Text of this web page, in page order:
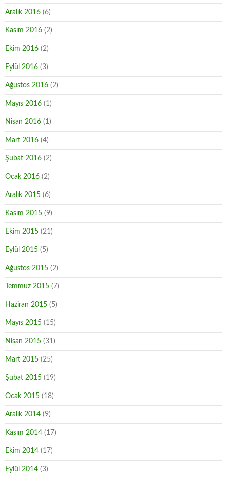
Aralık 2016 (6)
Kasım 2016 (2)
Ekim 2016 (2)
Eylül 2016 (3)
Ağustos 2016 (2)
Mayıs 2016 (1)
Nisan 2016 (1)
Mart 2016 (4)
Şubat 2016 (2)
Ocak 2016 (2)
Aralık 2015 (6)
Kasım 2015 (9)
Ekim 2015 (21)
Eylül 2015 (5)
Ağustos 2015 (2)
Temmuz 2015 (7)
Haziran 2015 (5)
Mayıs 2015 (15)
Nisan 2015 (31)
Mart 2015 (25)
Şubat 2015 (19)
Ocak 2015 (18)
Aralık 2014 (9)
Kasım 2014 (17)
Ekim 2014 (17)
Eylül 2014 (3)